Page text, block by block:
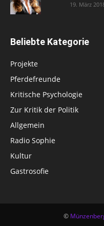
19. März
Beliebte Kategorie
Projekte
Pferdefreunde
Kritische Psychologie
Zur Kritik der Politik
Allgemein
Radio Sophie
Kultur
Gastrosofie
©